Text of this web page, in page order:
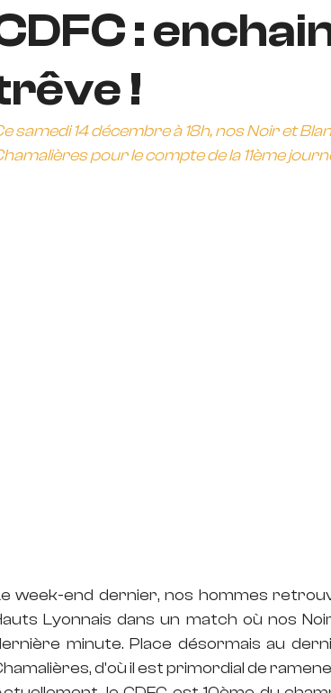
:
!
samedi 14 décembre à 18h, nos Noir et
pour le compte de la 11ème
week-end dernier, nos hommes
Lyonnais dans un match où nos
minute. Place désormais au
d'où il est primordial de